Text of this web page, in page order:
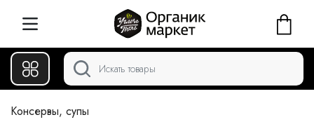
Консервы, супы